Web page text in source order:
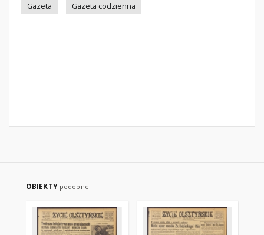
Gazeta
Gazeta codzienna
OBIEKTY podobne